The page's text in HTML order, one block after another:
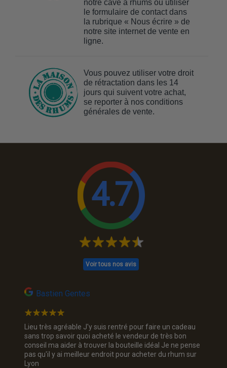
notre cave à rhums ou utiliser
le formulaire de contact dans
la rubrique « Nous écrire » de
notre site internet de vente en
ligne.
Vous pouvez utiliser votre droit
de rétractation dans les 14
jours qui suivent votre achat,
se reporter à nos conditions
générales de vente.
4.7
Voir tous nos avis
Bastien Gentes
Lieu très agréable J'y suis rentré pour faire un cadeau
sans trop savoir quoi acheté le vendeur de très bon
conseil ma aider à trouver la bouteille idéal Je ne pense
pas qu'il y ai meilleur endroit pour acheter du rhum sur
Lyon